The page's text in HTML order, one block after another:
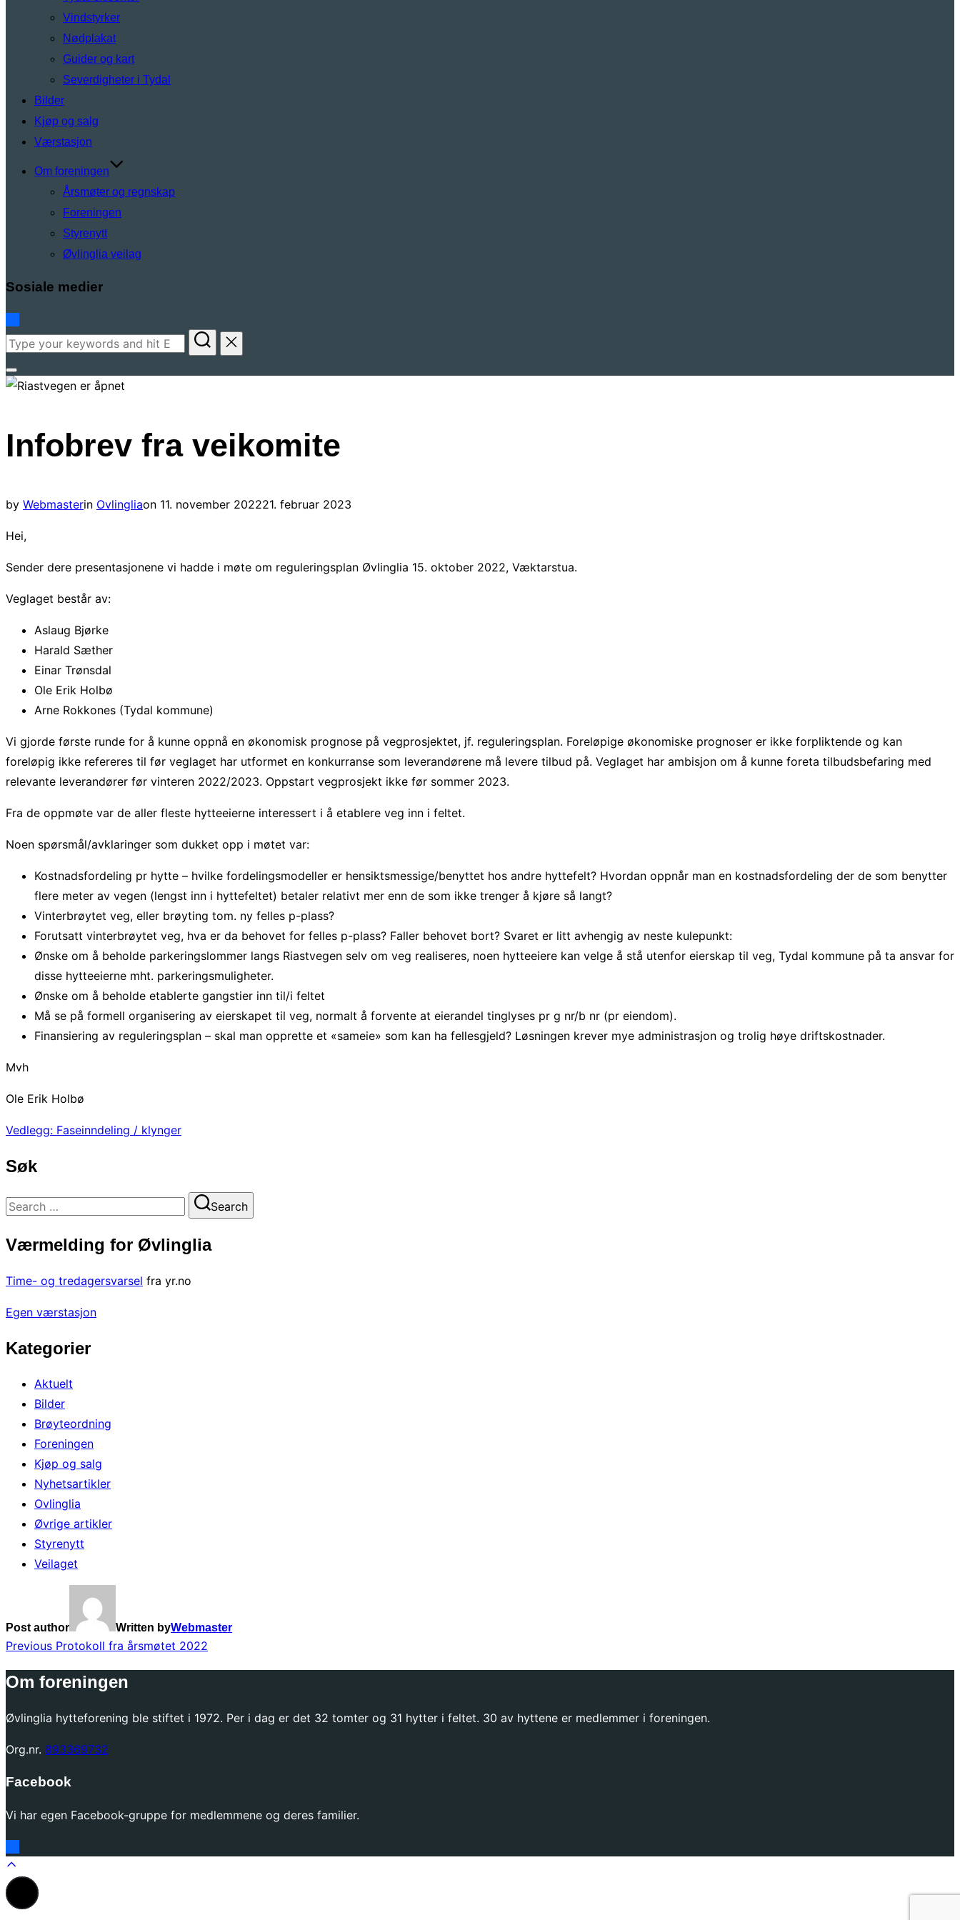
Vindstyrker
Nødplakat
Guider og kart
Severdigheter i Tydal
Bilder
Kjøp og salg
Værstasjon
Om foreningen
Årsmøter og regnskap
Foreningen
Styrenytt
Øvlinglia veilag
Sosiale medier
Search
Toggle
navigation
Infobrev fra veikomite
by Webmasterin Ovlingliaon Posted
11. november 202221. februar 2023
Hei,
Sender dere presentasjonene vi hadde i møte om reguleringsplan Øvlinglia 15. oktober 2022, Væktarstua.
Veglaget består av:
Aslaug Bjørke
Harald Sæther
Einar Trønsdal
Ole Erik Holbø
Arne Rokkones (Tydal kommune)
Vi gjorde første runde for å kunne oppnå en økonomisk prognose på vegprosjektet, jf. reguleringsplan. Foreløpige økonomiske prognoser er ikke forpliktende og kan
foreløpig ikke refereres til før veglaget har utformet en konkurranse som leverandørene må levere tilbud på. Veglaget har ambisjon om å kunne foreta tilbudsbefaring med
relevante leverandører før vinteren 2022/2023. Oppstart vegprosjekt ikke før sommer 2023.
Fra de oppmøte var de aller fleste hytteeierne interessert i å etablere veg inn i feltet.
Noen spørsmål/avklaringer som dukket opp i møtet var:
Kostnadsfordeling pr hytte – hvilke fordelingsmodeller er hensiktsmessige/benyttet hos andre hyttefelt? Hvordan oppnår man en kostnadsfordeling der de som benytter
flere meter av vegen (lengst inn i hyttefeltet) betaler relativt mer enn de som ikke trenger å kjøre så langt?
Vinterbrøytet veg, eller brøyting tom. ny felles p-plass?
Forutsatt vinterbrøytet veg, hva er da behovet for felles p-plass? Faller behovet bort? Svaret er litt avhengig av neste kulepunkt:
Ønske om å beholde parkeringslommer langs Riastvegen selv om veg realiseres, noen hytteeiere kan velge å stå utenfor eierskap til veg, Tydal kommune på ta ansvar for
disse hytteeierne mht. parkeringsmuligheter.
Ønske om å beholde etablerte gangstier inn til/i feltet
Må se på formell organisering av eierskapet til veg, normalt å forvente at eierandel tinglyses pr g nr/b nr (pr eiendom).
Finansiering av reguleringsplan – skal man opprette et «sameie» som kan ha fellesgjeld? Løsningen krever mye administrasjon og trolig høye driftskostnader.
Mvh
Ole Erik Holbø
Vedlegg: Faseinndeling / klynger
Søk
Search
Search
Værmelding for Øvlinglia
Time- og tredagersvarsel fra yr.no
Egen værstasjon
Kategorier
Aktuelt
Bilder
Brøyteordning
Foreningen
Kjøp og salg
Nyhetsartikler
Ovlinglia
Øvrige artikler
Styrenytt
Veilaget
Post author Written byWebmaster
Innleggsnavigasjon
Previous
Previous Protokoll fra årsmøtet 2022
Om foreningen
Øvlinglia hytteforening ble stiftet i 1972. Per i dag er det 32 tomter og 31 hytter i feltet. 30 av hyttene er medlemmer i foreningen.
Org.nr. 893369732
Facebook
Vi har egen Facebook-gruppe for medlemmene og deres familier.
top